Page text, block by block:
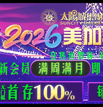
压缩机曲轴 内